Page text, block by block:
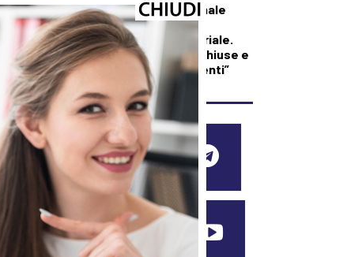
Maxi incendio a Finale
Emilia, in fiamme
capannone industriale.
L’Ausl: “Finestre chiuse e
condizionatori spenti”
SEGUICI SUI SOCIAL